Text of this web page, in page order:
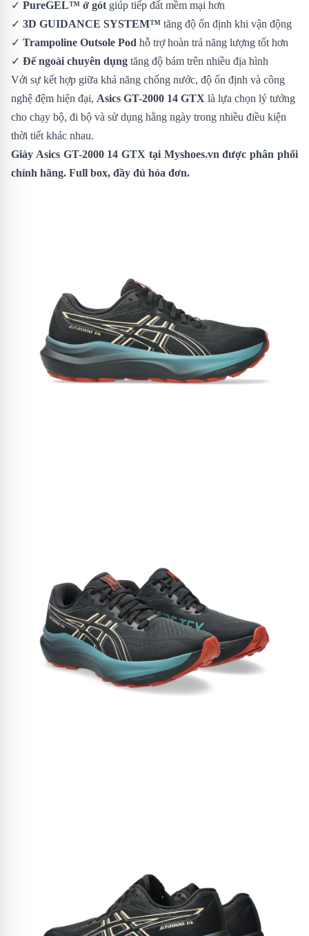
✓ PureGEL™ ở gót giúp tiếp đất mềm mại hơn
✓ 3D GUIDANCE SYSTEM™ tăng độ ổn định khi vận động
✓ Trampoline Outsole Pod hỗ trợ hoàn trả năng lượng tốt hơn
✓ Đế ngoài chuyên dụng tăng độ bám trên nhiều địa hình
Với sự kết hợp giữa khả năng chống nước, độ ổn định và công
nghệ đệm hiện đại, Asics GT-2000 14 GTX là lựa chọn lý tưởng
cho chạy bộ, đi bộ và sử dụng hằng ngày trong nhiều điều kiện
thời tiết khác nhau.
Giày Asics GT-2000 14 GTX tại Myshoes.vn được phân phối
chính hãng. Full box, đầy đủ hóa đơn.